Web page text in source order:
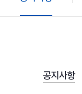
공지사항